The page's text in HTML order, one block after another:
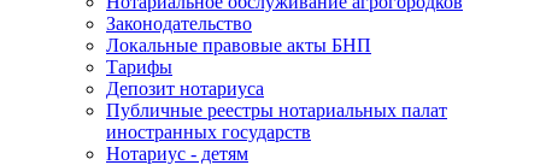
Законодательство
Локальные правовые акты БНП
Тарифы
Депозит нотариуса
Публичные реестры нотариальных палат
иностранных государств
Нотариус - детям